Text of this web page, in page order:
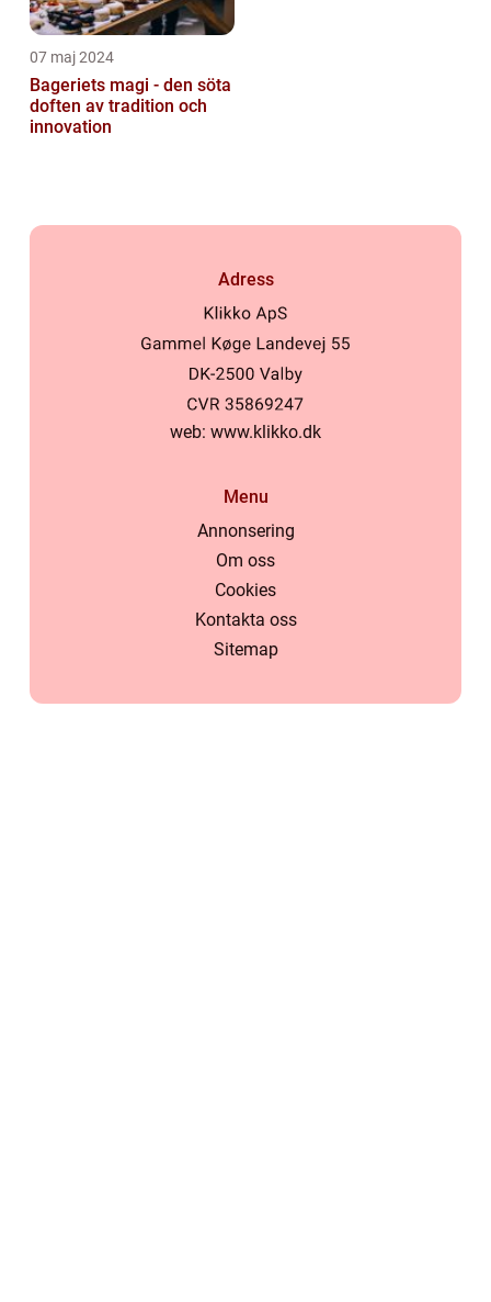
07 maj 2024
Bageriets magi - den söta
doften av tradition och
innovation
Adress
web: www.klikko.dk
Menu
Annonsering
Om oss
Cookies
Kontakta oss
Sitemap